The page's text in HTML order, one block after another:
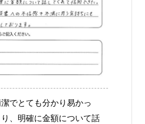
でとても分かり易かっ
、明確に金額について話